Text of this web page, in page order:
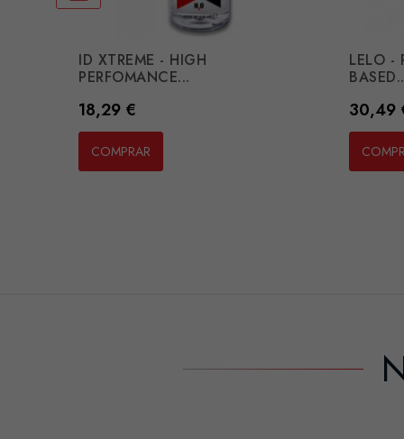
ID XTREME - HIGH
PERFOMANCE...
Preço
18,29 €
COMPRAR
LELO -
Preço
30,49